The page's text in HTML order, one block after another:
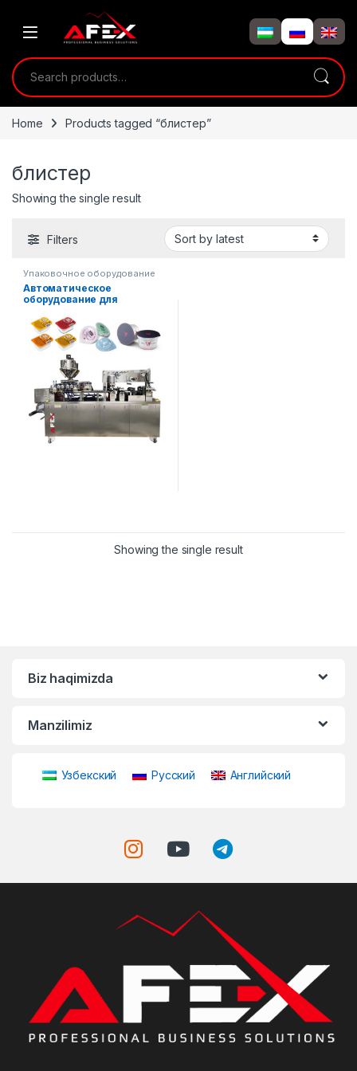
Search for:
Home Products tagged “блистер”
блистер
Showing the single result
Filters
Упаковочное оборудование
Автоматическое
оборудование для
продуктов
Showing the single result
Biz haqimizda
Manzilimiz
Узбекский Русский Английский